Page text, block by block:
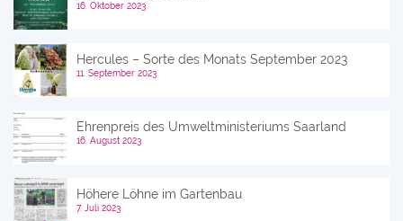
16. Oktober 2023
Hercules – Sorte des Monats September 2023
11. September 2023
Ehrenpreis des Umweltministeriums Saarland
16. August 2023
Höhere Löhne im Gartenbau
7. Juli 2023